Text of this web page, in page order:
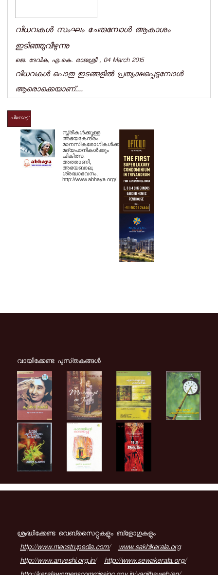
വിധവകള്‍ സംഘം ചേരുമ്പോള്‍ ആകാശം
ഇടിഞ്ഞുവീഴുന്നു
ജെ. ദേവിക, എ.കെ. രാജശ്രീ , 04 March 2015
വിധവകള്‍ പൊതു ഇടങ്ങളില്‍ പ്രത്യക്ഷപ്പെടുമ്പോള്‍
ആരൊക്കെയാണ്‌....
പിന്നോട്ട്
സ്ത്രീകള്‍ക്കുള്ള
അഭയകേന്ദ്രം.
മാനസികരോഗികള്‍ക്കും
മദ്യപാനികള്‍ക്കും
ചികിത്സ.
അത്താണി,
അഭയബാല,
ശ്രദ്ധാഭവനം,
http://www.abhaya.org/
വായിക്കേണ്ട പുസ്‌തകങ്ങള്‍
ശ്രദ്ധിക്കേണ്ട വെബ്സൈറ്റുകളും ബ്ളോഗുകളും
http://www.menstrupedia.com/
www.sakhikerala.org
http://www.anveshi.org.in/
http://www.sewakerala.org/